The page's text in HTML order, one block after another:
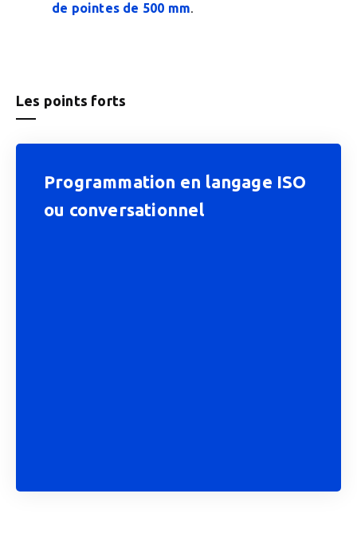
de pointes de 500 mm.
Les points forts
Programmation en langage ISO
ou conversationnel